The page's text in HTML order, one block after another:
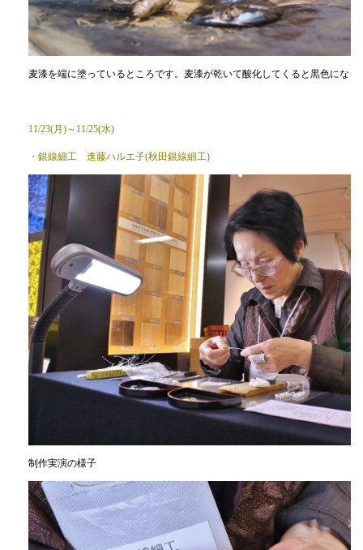
麦漆を端に塗っているところです。麦漆が乾いて酸化してくると黒色になっ
11/23(月)～11/25(水)
・銀線細工 進藤ハルエ子(秋田銀線細工)
制作実演の様子